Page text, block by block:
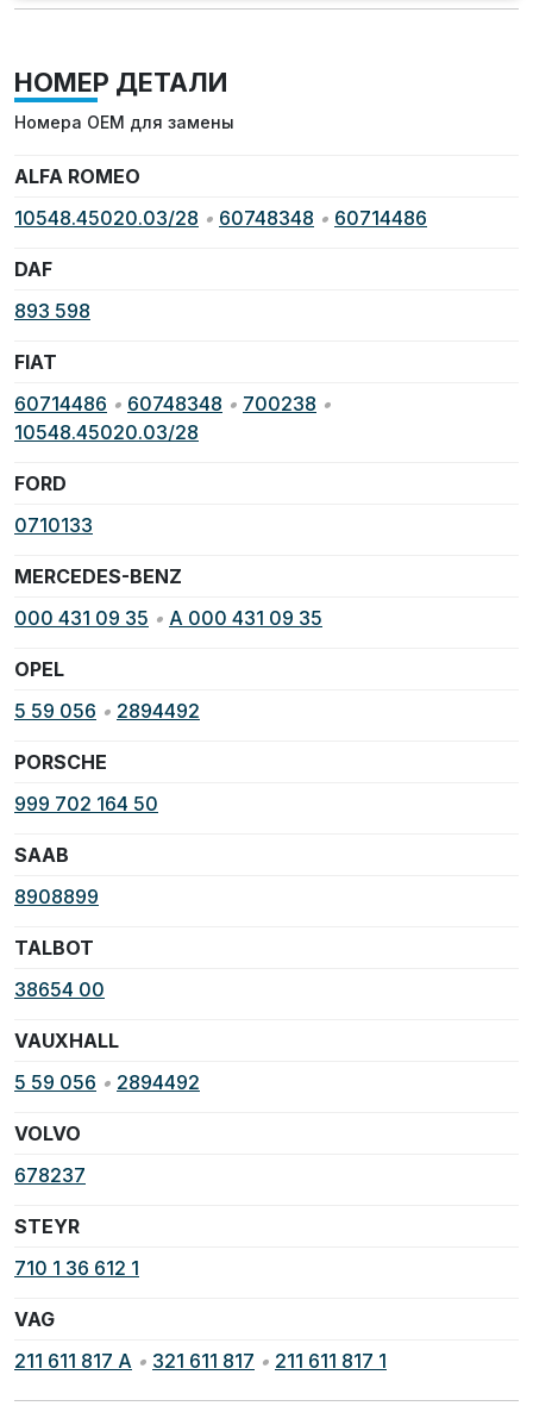
НОМЕР ДЕТАЛИ
Номера OEM для замены
ALFA ROMEO
10548.45020.03/28 • 60748348 • 60714486
DAF
893 598
FIAT
60714486 • 60748348 • 700238 •
10548.45020.03/28
FORD
0710133
MERCEDES-BENZ
000 431 09 35 • A 000 431 09 35
OPEL
5 59 056 • 2894492
PORSCHE
999 702 164 50
SAAB
8908899
TALBOT
38654 00
VAUXHALL
5 59 056 • 2894492
VOLVO
678237
STEYR
710 1 36 612 1
VAG
211 611 817 A • 321 611 817 • 211 611 817 1